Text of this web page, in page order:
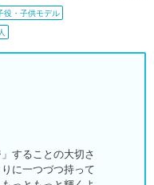
役・子供モデル
することの大切さ
に一つづつ持って